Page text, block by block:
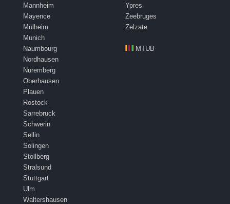
Mannheim
Mayence
Mülheim
Munich
Naumbourg
Nordhausen
Nuremberg
Oberhausen
Plauen
Rostock
Sarrebruck
Schwerin
Sellin
Solingen
Stollberg
Stralsund
Stuttgart
Ulm
Waltershausen
Ypres
Zeebruges
Zelzate
MTUB